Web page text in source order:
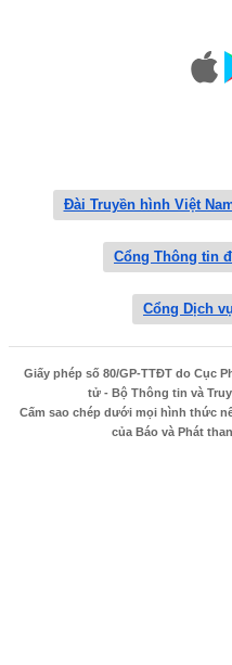
Đài Truyền hình Việt
Cổng Thông tin
Cổng Dịch
Giấy phép số 80/GP-TTĐT do Cục
tử - Bộ Thông tin và
Cấm sao chép dưới mọi hình thức
của Báo và Phát